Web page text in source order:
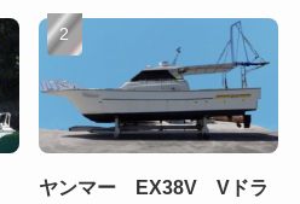
ヤンマー EX38V Vドラ